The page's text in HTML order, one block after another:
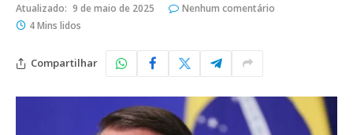
Atualizado: 9 de maio de 2025
Nenhum comentário
4 Mins lidos
Compartilhar